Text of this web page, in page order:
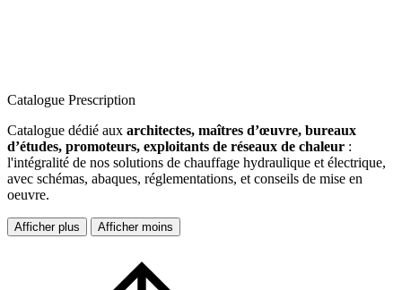
Catalogue Prescription
Catalogue dédié aux architectes, maîtres d’œuvre, bureaux
d’études, promoteurs, exploitants de réseaux de chaleur :
l'intégralité de nos solutions de chauffage hydraulique et électrique,
avec schémas, abaques, réglementations, et conseils de mise en
oeuvre.
Afficher plus Afficher moins